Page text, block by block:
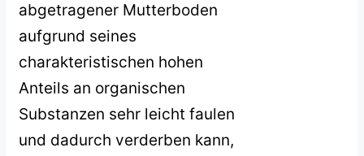
abgetragener Mutterboden
aufgrund seines
charakteristischen hohen
Anteils an organischen
Substanzen sehr leicht faulen
und dadurch verderben kann,